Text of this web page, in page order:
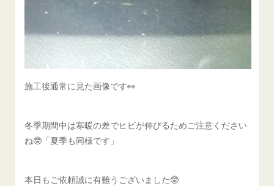
施工後通常に見た画像です👀
冬季期間中は寒暖の差でヒビが伸びるためご注意ください
ね🤓「夏季も同様です」
本日もご依頼誠に有難うございました🤓